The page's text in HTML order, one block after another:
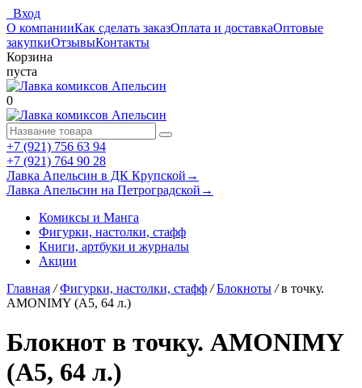
Вход
О компанииКак сделать заказОплата и доставкаОптовые
закупкиОтзывыКонтакты
Корзина
пуста
0
+7 (921) 756 63 94
+7 (921) 764 90 28
Лавка Апельсин в ДК Крупской →
Лавка Апельсин на Петроградской →
Комиксы и Манга
Фигурки, настолки, стафф
Книги, артбуки и журналы
Акции
Главная / Фигурки, настолки, стафф / Блокноты / в точку.
AMONIMY (А5, 64 л.)
Блокнот в точку. AMONIMY
(А5, 64 л.)